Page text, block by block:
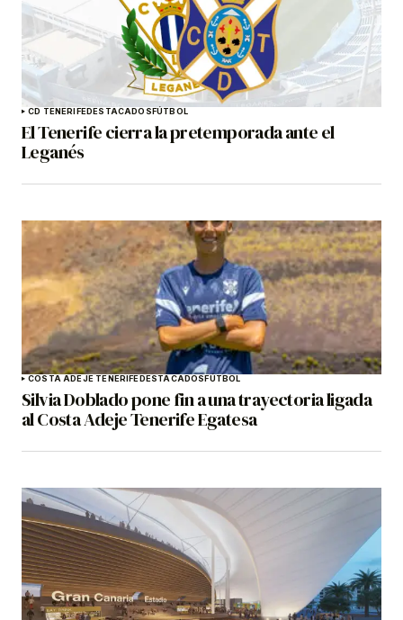
CD TENERIFEDESTACADOSFÚTBOL
El Tenerife cierra la pretemporada ante el
Leganés
COSTA ADEJE TENERIFEDESTACADOSFÚTBOL
Silvia Doblado pone fin a una trayectoria ligada
al Costa Adeje Tenerife Egatesa